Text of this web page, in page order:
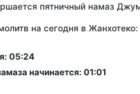
пятничный намаз
на сегодня в Жанхотеко:
05:24
начинается: 01:01